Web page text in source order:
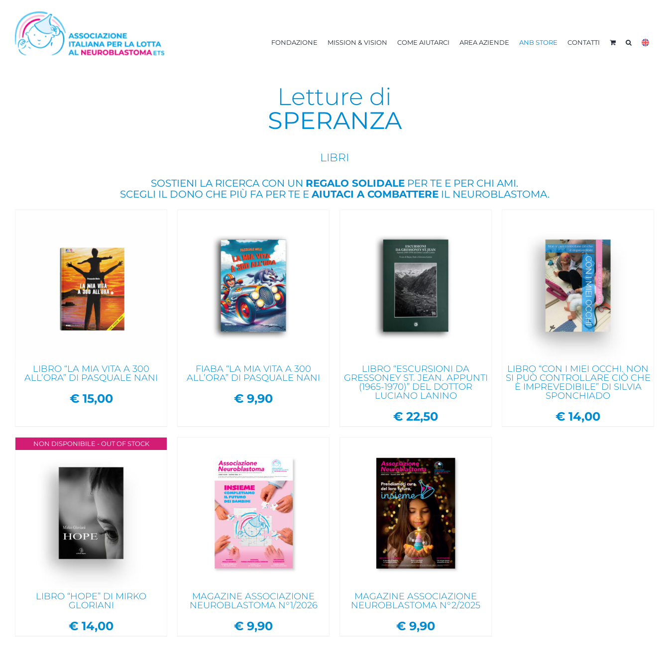
contenuto
FONDAZIONE MISSION & VISION COME AIUTARCI AREA AZIENDE ANB STORE CONTATTI
Letture di
SPERANZA
LIBRI
SOSTIENI LA RICERCA CON UN REGALO SOLIDALE PER TE E PER CHI AMI.
SCEGLI IL DONO CHE PIÙ FA PER TE E AIUTACI A COMBATTEREIL NEUROBLASTOMA.
LIBRO “LA MIA VITA A 300
ALL’ORA” DI PASQUALE NANI
€15,00
AGGIUNGI AL CARRELLO
DAI UN'OCCHIATA VELOCE
FIABA “LA MIA VITA A 300
ALL’ORA” DI PASQUALE NANI
€ 9,90
AGGIUNGI AL CARRELLO
DAI UN'OCCHIATA VELOCE
LIBRO “ESCURSIONI DA
GRESSONEY ST. JEAN. APPUNTI
(1965-1970)” DEL DOTTOR
LUCIANO LANINO
€ 22,50
AGGIUNGI AL CARRELLO
DAI UN'OCCHIATA VELOCE
LIBRO “CON I MIEI OCCHI. NON
SI PUÒ CONTROLLARE CIÒ CHE
È IMPREVEDIBILE” DI SILVIA
SPONCHIADO
€ 14,00
NON DISPONIBILE - OUT OF STOCK
LIBRO “HOPE” DI MIRKO
GLORIANI
€ 14,00
AGGIUNGI AL CARRELLO
DAI UN'OCCHIATA VELOCE
MAGAZINE ASSOCIAZIONE
NEUROBLASTOMA N°1/2026
€ 9,90
AGGIUNGI AL CARRELLO
DAI UN'OCCHIATA VELOCE
MAGAZINE ASSOCIAZIONE
NEUROBLASTOMA N°2/2025
€ 9,90